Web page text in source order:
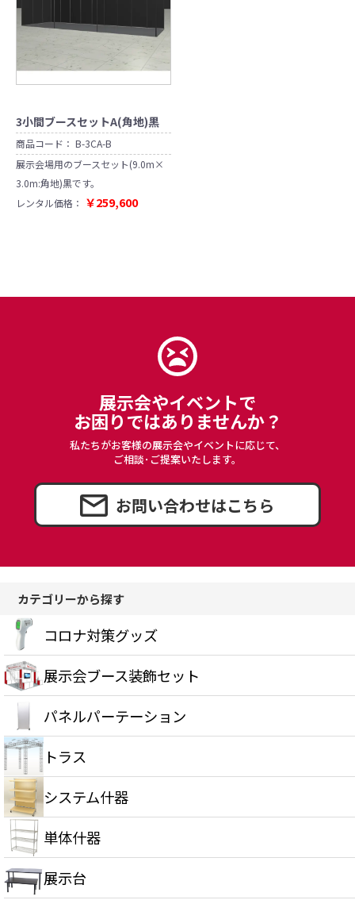
3小間ブースセットA(角地)黒
商品コード： B-3CA-B
展示会場用のブースセット(9.0m×
3.0m:角地)黒です。
レンタル価格： ￥259,600
展示会やイベントで
お困りではありませんか？
私たちがお客様の展示会やイベントに応じて、
ご相談･ご提案いたします。
お問い合わせはこちら
カテゴリーから探す
コロナ対策グッズ
展示会ブース装飾セット
パネルパーテーション
トラス
システム什器
単体什器
展示台